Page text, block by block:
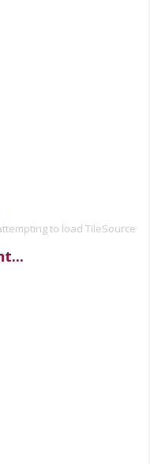
to load TileSource